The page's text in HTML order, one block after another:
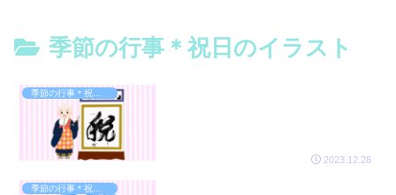
季節の行事＊祝日のイラスト
季節の行事＊祝日のイラスト
2023.12.28
季節の行事＊祝日のイラスト